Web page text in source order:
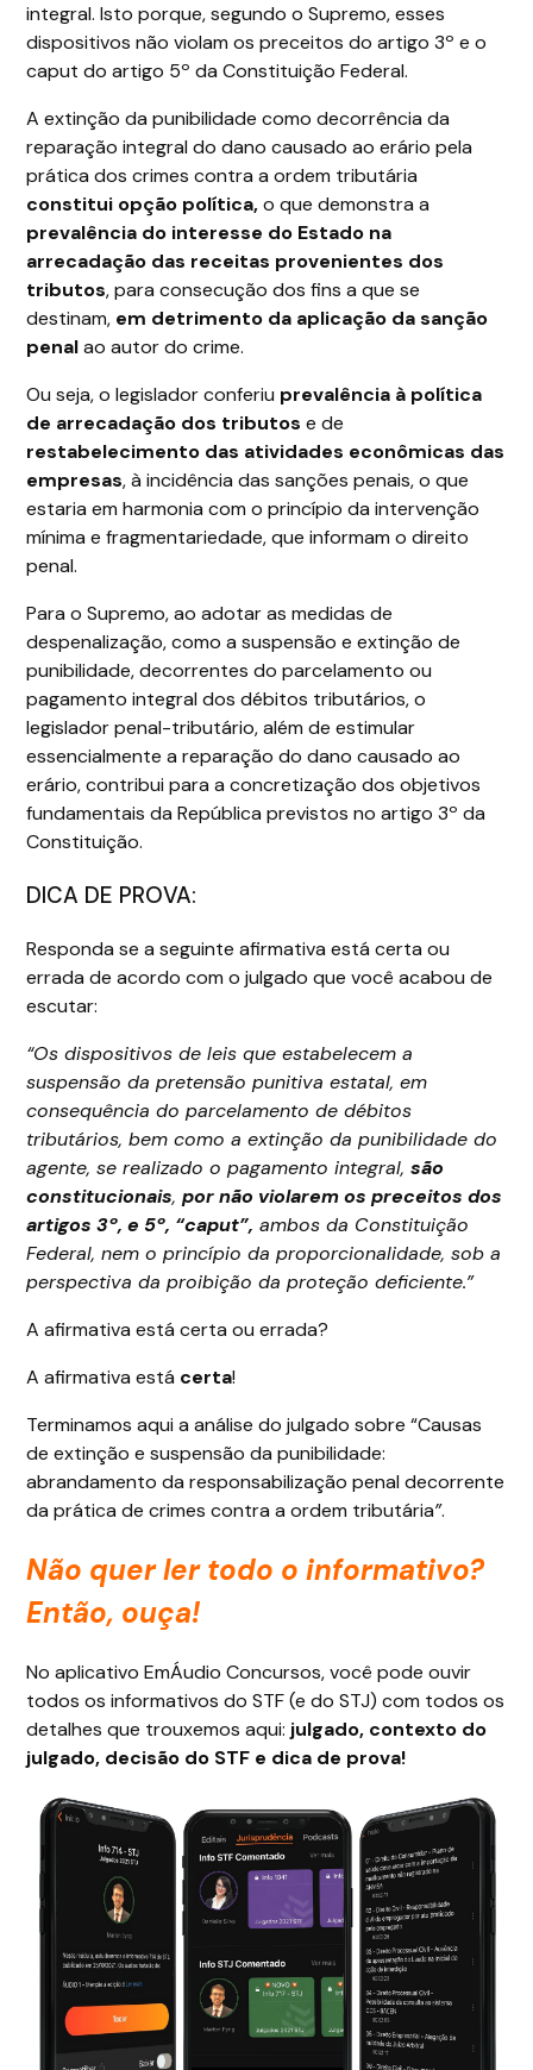
integral. Isto porque, segundo o Supremo, esses
dispositivos não violam os preceitos do artigo 3º e o
caput do artigo 5º da Constituição Federal.
A extinção da punibilidade como decorrência da
reparação integral do dano causado ao erário pela
prática dos crimes contra a ordem tributária
constitui opção política,o que demonstra a
prevalência do interesse do Estado na
arrecadação das receitas provenientes dos
tributos, para consecução dos fins a que se
destinam, em detrimento da aplicação da sanção
penalao autor do crime.
Ou seja, o legislador conferiu prevalência à política
de arrecadação dos tributos e de
restabelecimento das atividades econômicas das
empresas, à incidência das sanções penais, o que
estaria em harmonia com o princípio da intervenção
mínima e fragmentariedade, que informam o direito
penal.
Para o Supremo, ao adotar as medidas de
despenalização, como a suspensão e extinção de
punibilidade, decorrentes do parcelamento ou
pagamento integral dos débitos tributários, o
legislador penal-tributário, além de estimular
essencialmente a reparação do dano causado ao
erário, contribui para a concretização dos objetivos
fundamentais da República previstos no artigo 3º da
Constituição.
DICA DE PROVA:
Responda se a seguinte afirmativa está certa ou
errada de acordo com o julgado que você acabou de
escutar:
“Os dispositivos de leis que estabelecem a
suspensão da pretensão punitiva estatal, em
consequência do parcelamento de débitos
tributários, bem como a extinção da punibilidade do
agente, se realizado o pagamento integral,são
constitucionais,por não violarem os preceitos dos
artigos 3º, e 5º, “caput”, ambos da Constituição
Federal, nem o princípio da proporcionalidade, sob a
perspectiva da proibição da proteção deficiente.”
A afirmativa está certa ou errada?
A afirmativa está certa!
Terminamos aqui a análise do julgado sobre “Causas
de extinção e suspensão da punibilidade:
abrandamento da responsabilização penal decorrente
da prática de crimes contra a ordem tributária”.
Não quer ler todo o informativo?
Então, ouça!
No aplicativo EmÁudio Concursos, você pode ouvir
todos os informativos do STF (e do STJ) com todos os
detalhes que trouxemos aqui: julgado, contexto do
julgado, decisão do STF e dica de prova!